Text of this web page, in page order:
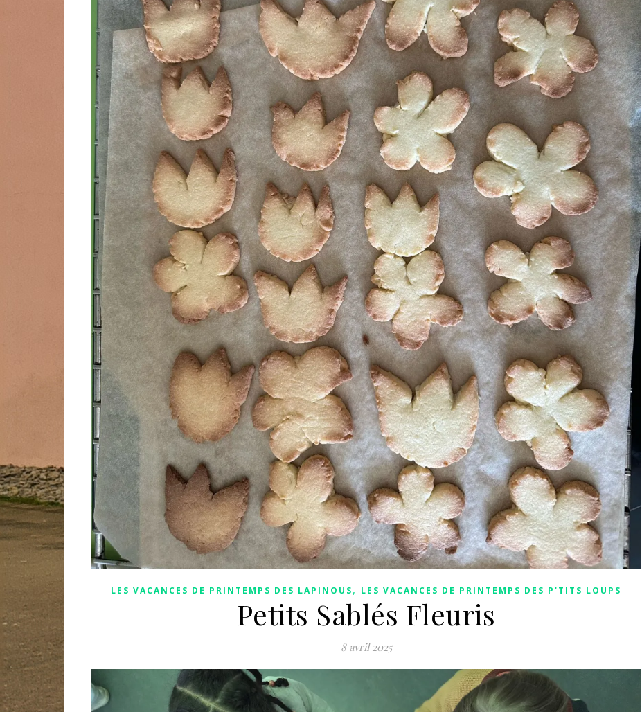
LES VACANCES DE PRINTEMPS DES LAPINOUS, LES VACANCES DE PRINTEMPS DES P'TITS LOUPS
Petits Sablés Fleuris
8 avril 2025